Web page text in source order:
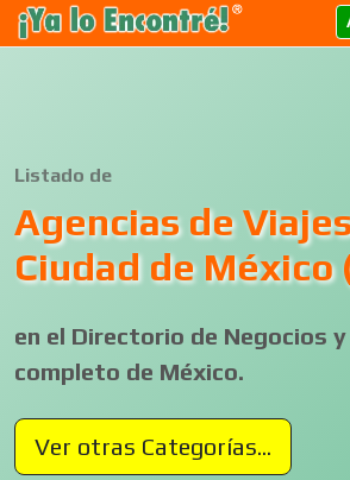
Listado de
Agencias de
Ciudad de México
en el Directorio de Negocios
completo de México.
Ver otras Categorías...